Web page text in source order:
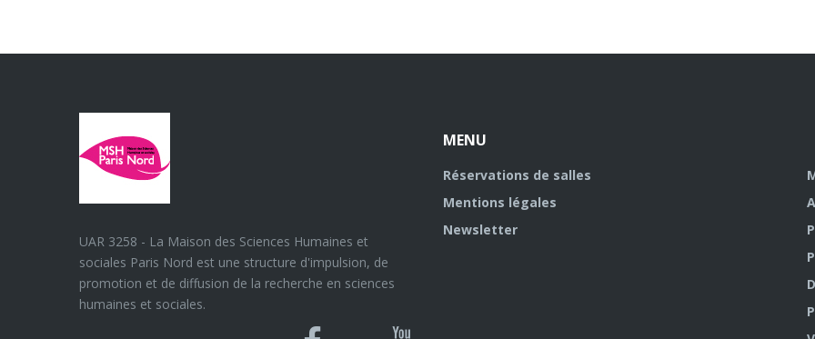
UAR 3258 - La Maison des Sciences Humaines et
sociales Paris Nord est une structure d'impulsion, de
promotion et de diffusion de la recherche en sciences
humaines et sociales.
MENU
Réservations de salles
Mentions légales
Newsletter